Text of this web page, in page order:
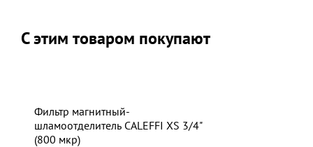
С этим товаром покупают
Фильтр магнитный-
шламоотделитель CALEFFI XS 3/4"
(800 мкр)